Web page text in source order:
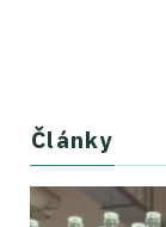
Články